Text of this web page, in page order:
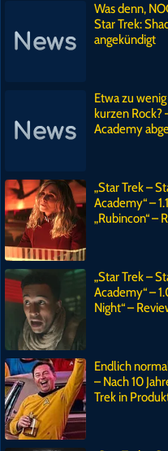
Was denn,
Star Trek:
angekündigt
Etwa zu
kurzen Rock?
Academy
„Star Trek –
Academy“ –
„Rubincon“ –
„Star Trek –
Academy“ –
Night“ –
Endlich
– Nach 10
Trek in